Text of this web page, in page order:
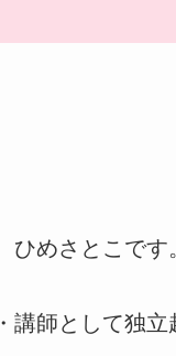
ひめさとこです
講師として独立